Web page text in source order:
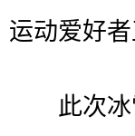
运动爱好者
此次冰